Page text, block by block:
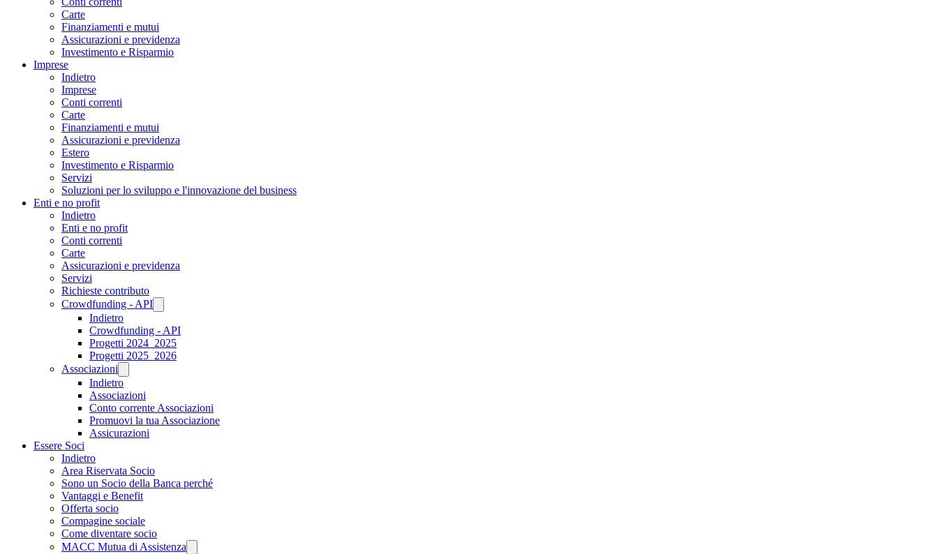
Carte
Finanziamenti e mutui
Assicurazioni e previdenza
Investimento e Risparmio
Imprese
Indietro
Imprese
Conti correnti
Carte
Finanziamenti e mutui
Assicurazioni e previdenza
Estero
Investimento e Risparmio
Servizi
Soluzioni per lo sviluppo e l'innovazione del business
Enti e no profit
Indietro
Enti e no profit
Conti correnti
Carte
Assicurazioni e previdenza
Servizi
Richieste contributo
Crowdfunding - API
Indietro
Crowdfunding - API
Progetti 2024_2025
Progetti 2025_2026
Associazioni
Indietro
Associazioni
Conto corrente Associazioni
Promuovi la tua Associazione
Assicurazioni
Essere Soci
Indietro
Area Riservata Socio
Sono un Socio della Banca perché
Vantaggi e Benefit
Offerta socio
Compagine sociale
Come diventare socio
MACC Mutua di Assistenza